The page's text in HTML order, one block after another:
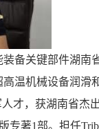
备关键部件湖南
温机械设备润滑
才，获湖南省杰
著1部。担任